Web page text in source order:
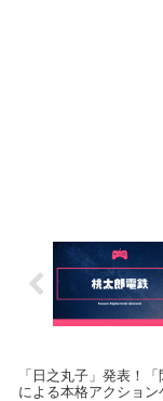
「日之丸子」発表！
による本格アクション